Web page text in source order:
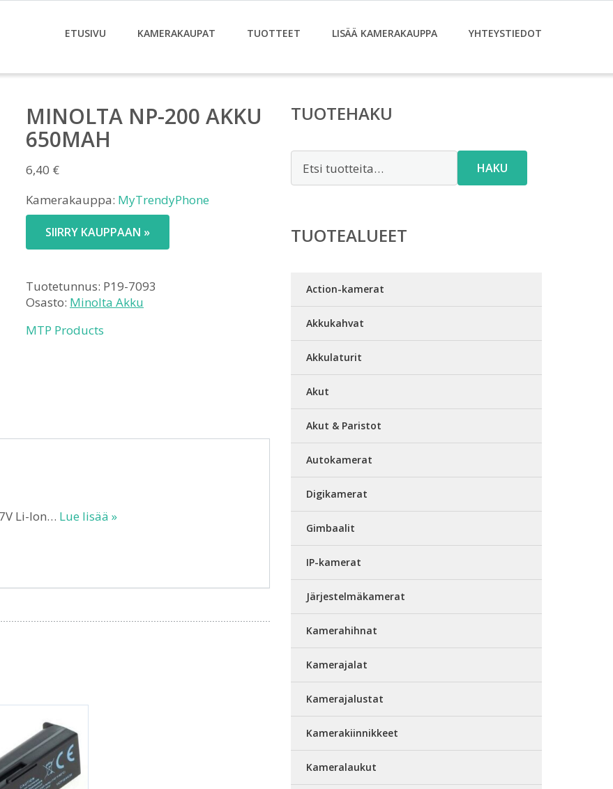
ETUSIVU KAMERAKAUPAT TUOTTEET LISÄÄ KAMERAKAUPPA YHTEYSTIEDOT
MINOLTA NP-200 AKKU
650MAH
6,40 €
Kamerakauppa: MyTrendyPhone
SIIRRY KAUPPAAN »
Tuotetunnus: P19-7093
Osasto: Minolta Akku
MTP Products
Li-Ion… Lue lisää »
TUOTEHAKU
HAKU
TUOTEALUEET
Action-kamerat
Akkukahvat
Akkulaturit
Akut
Akut & Paristot
Autokamerat
Digikamerat
Gimbaalit
IP-kamerat
Järjestelmäkamerat
Kamerahihnat
Kamerajalat
Kamerajalustat
Kamerakiinnikkeet
Kameralaukut